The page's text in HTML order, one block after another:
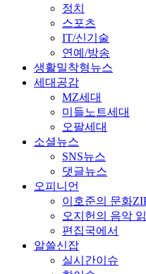
정치
스포츠
IT/신기술
연예/방송
생활밀착형뉴스
세대공감
MZ세대
미들노트세대
오팔세대
소셜뉴스
SNS뉴스
댓글뉴스
오피니언
이호준의 문화
오지헌의 음악 읽
편집국에서
알쓸신잡
실시간이슈